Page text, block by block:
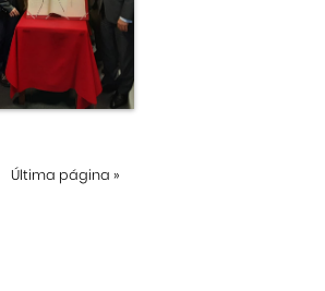
Última página »